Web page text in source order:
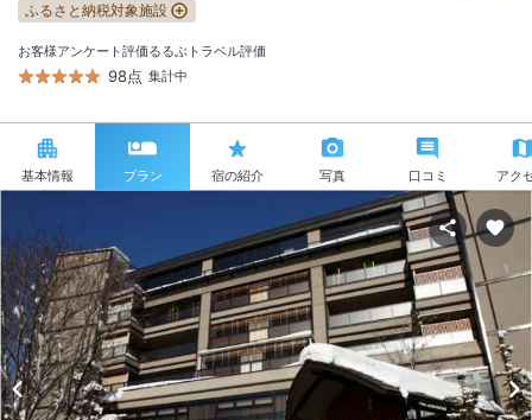
ふるさと納税対象施設
お客様アンケート評価
98点
るるぶトラベル評価
集計中
基本情報 プラン 宿の紹介 写真 口コミ アク